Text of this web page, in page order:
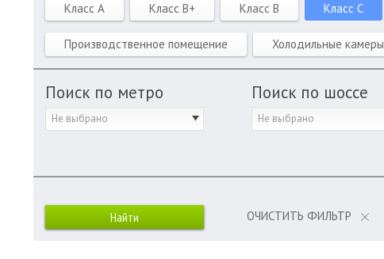
Класс A Класс B+ Класс B Класс C
Производственное помещение Холодильные камеры
Поиск по метро
Не выбрано
Поиск по шоссе
Не выбрано
ОЧИСТИТЬ ФИЛЬТР